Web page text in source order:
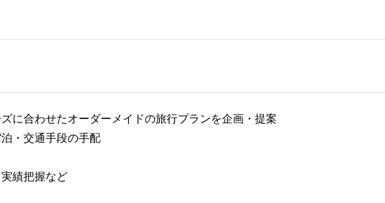
ズに合わせたオーダーメイドの旅行プランを企画・提案
泊・交通手段の手配
実績把握など